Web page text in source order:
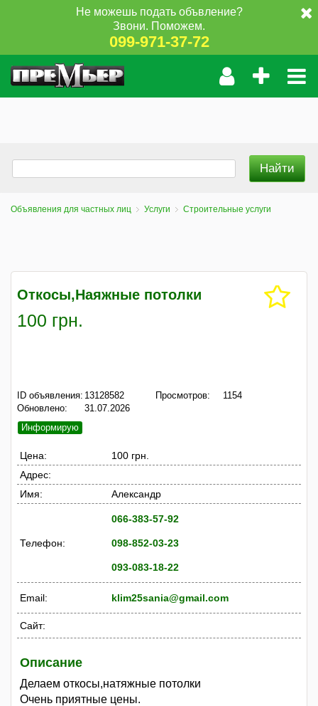
Не можешь подать объвление?
Звони. Поможем.
099-971-37-72
Объявления для частных лиц Услуги Строительные услуги
Откосы,Наяжные потолки
100 грн.
ID объявления: 13128582
Обновлено:
31.07.2026
Просмотров: 1154
Информирую
Цена:
100 грн.
Адрес:
Имя:
Александр
Телефон:
066-383-57-92
098-852-03-23
093-083-18-22
Email: klim25sania@gmail.com
Сайт:
Описание
Делаем откосы,натяжные потолки
Очень приятные цены.